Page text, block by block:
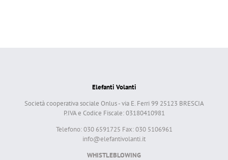
Elefanti Volanti
Società cooperativa sociale Onlus - via E. Ferri 99 25123 BRESCIA
P.IVA e Codice Fiscale: 03180410981
Telefono: 030 6591725 Fax: 030 5106961
info@elefantivolanti.it
WHISTLEBLOWING